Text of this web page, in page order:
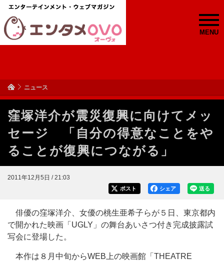
MENU
ニュース
窪塚洋介が震災復興に向けてメッ
セージ 「自分の得意なことをや
ることが復興につながる」
2011年12月5日 / 21:03
送る
シェア
ポスト
俳優の窪塚洋介、女優の桃生亜希子らが５日、東京都内
で開かれた映画「UGLY」の舞台あいさつ付き完成披露試
写会に登場した。
本作は８月中旬からWEB上の映画館「THEATRE